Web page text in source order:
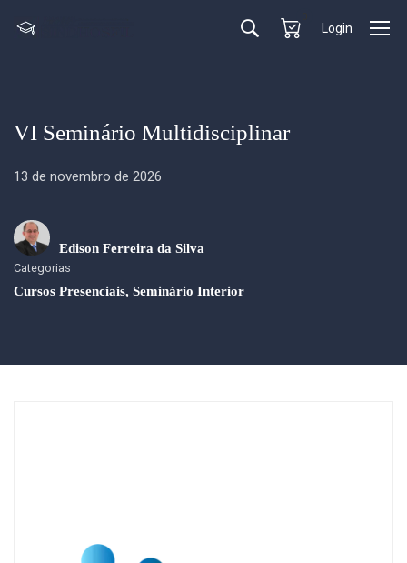
Login
VI Seminário Multidisciplinar
13 de novembro de 2026
Edison Ferreira da Silva
Categorias
Cursos Presenciais, Seminário Interior